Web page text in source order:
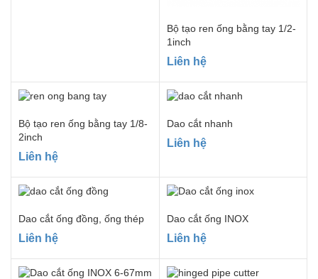
Bộ tạo ren ống bằng tay 1/2-
1inch
Liên hệ
Bộ tạo ren ống bằng tay 1/8-
2inch
Liên hệ
Dao cắt nhanh
Liên hệ
Dao cắt ống đồng, ống thép
Liên hệ
Dao cắt ống INOX
Liên hệ